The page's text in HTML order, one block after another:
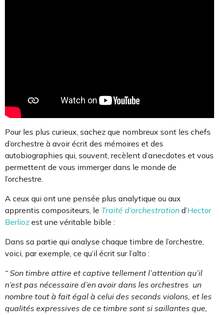
Pour les plus curieux, sachez que nombreux sont les chefs
d’orchestre à avoir écrit des mémoires et des
autobiographies qui, souvent, recèlent d’anecdotes et vous
permettent de vous immerger dans le monde de
l’orchestre.
A ceux qui ont une pensée plus analytique ou aux
apprentis compositeurs, le Traité d’orchestration d’Hector
Berlioz est une véritable bible :
Dans sa partie qui analyse chaque timbre de l’orchestre,
voici, par exemple, ce qu’il écrit sur l’alto :
“ Son timbre attire et captive tellement l’attention qu’il
n’est pas nécessaire d’en avoir dans les orchestres un
nombre tout à fait égal à celui des seconds violons, et les
qualités expressives de ce timbre sont si saillantes que,